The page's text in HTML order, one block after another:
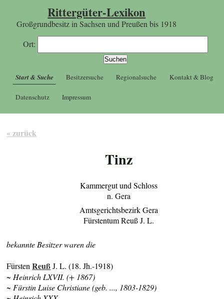
Rittergüter-Lexikon
Großgrundbesitz in Sachsen und Preußen bis 1918
Ort:
Start & Suche Besitzersuche Regionalsuche Kontakt & Blog
Datenschutz Impressum
« zurück
Tinz
Kammergut und Schloss
n. Gera
Amtsgerichtsbezirk Gera
Fürstentum Reuß J. L.
bekannte Besitzer waren die
FürstenReußJ. L. (18. Jh.-1918)
~ Heinrich LXVII. (+ 1867)
~ Fürstin Luise Christiane (geb. ..., 1803-1829)